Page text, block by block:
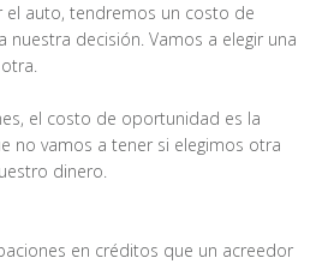
el auto, tendremos un costo de
nuestra decisión. Vamos a elegir una
el costo de oportunidad es la
no vamos a tener si elegimos otra
dinero.
en créditos que un acreedor